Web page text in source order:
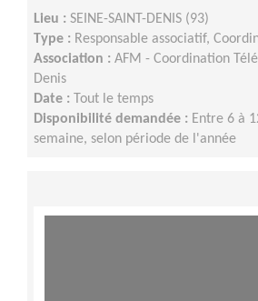
Lieu : SEINE-SAINT-DENIS (93)
Type : Responsable associatif,
Association : AFM - Coordination
Denis
Date :
Tout le temps
Disponibilité demandée : Entre 6 à
semaine, selon période de l'année